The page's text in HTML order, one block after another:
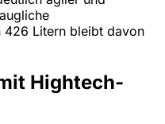
426 Litern bleibt davon
Hightech-